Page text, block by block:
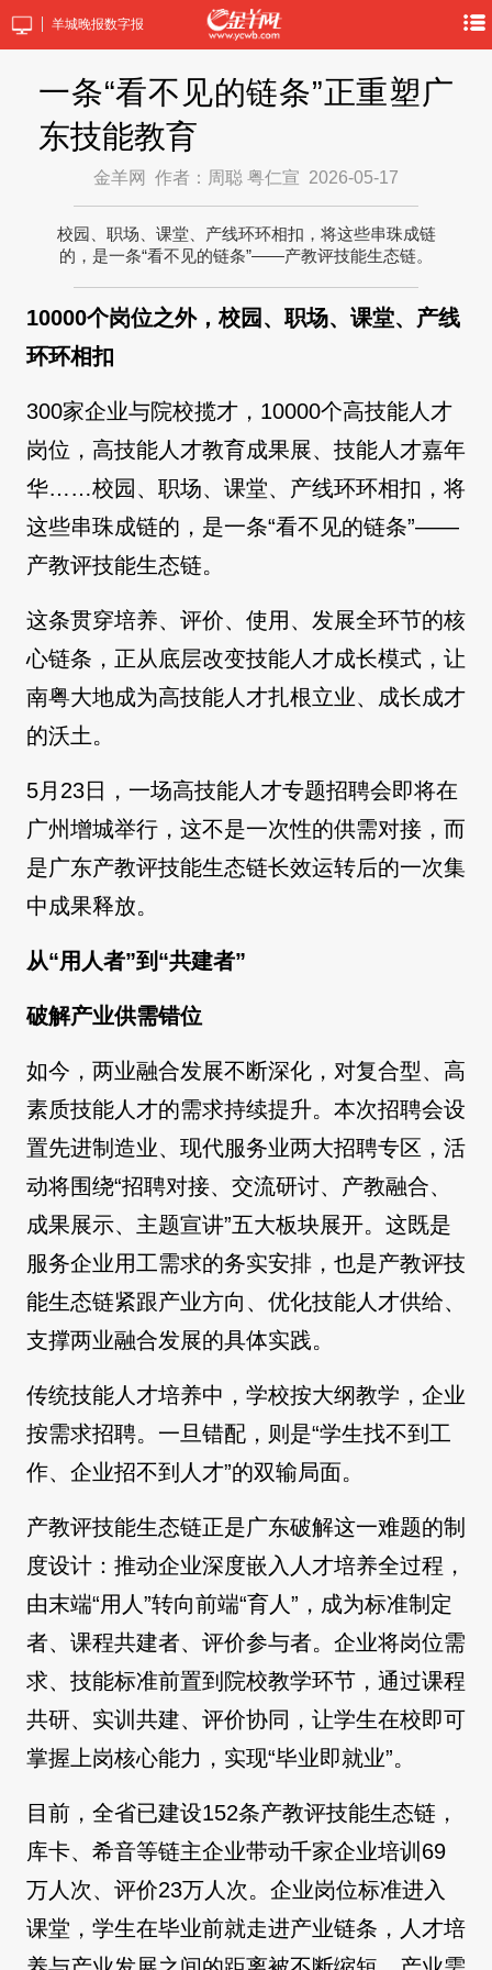
羊城晚报数字报
一条“看不见的链条”正重塑广
东技能教育
金羊网 作者：周聪 粤仁宣 2026-05-17
校园、职场、课堂、产线环环相扣，将这些串珠成链
的，是一条“看不见的链条”——产教评技能生态链。
10000个岗位之外，校园、职场、课堂、产线
环环相扣
300家企业与院校揽才，10000个高技能人才
岗位，高技能人才教育成果展、技能人才嘉年
华……校园、职场、课堂、产线环环相扣，将
这些串珠成链的，是一条“看不见的链条”——
产教评技能生态链。
这条贯穿培养、评价、使用、发展全环节的核
心链条，正从底层改变技能人才成长模式，让
南粤大地成为高技能人才扎根立业、成长成才
的沃土。
5月23日，一场高技能人才专题招聘会即将在
广州增城举行，这不是一次性的供需对接，而
是广东产教评技能生态链长效运转后的一次集
中成果释放。
从“用人者”到“共建者”
破解产业供需错位
如今，两业融合发展不断深化，对复合型、高
素质技能人才的需求持续提升。本次招聘会设
置先进制造业、现代服务业两大招聘专区，活
动将围绕“招聘对接、交流研讨、产教融合、
成果展示、主题宣讲”五大板块展开。这既是
服务企业用工需求的务实安排，也是产教评技
能生态链紧跟产业方向、优化技能人才供给、
支撑两业融合发展的具体实践。
传统技能人才培养中，学校按大纲教学，企业
按需求招聘。一旦错配，则是“学生找不到工
作、企业招不到人才”的双输局面。
产教评技能生态链正是广东破解这一难题的制
度设计：推动企业深度嵌入人才培养全过程，
由末端“用人”转向前端“育人”，成为标准制定
者、课程共建者、评价参与者。企业将岗位需
求、技能标准前置到院校教学环节，通过课程
共研、实训共建、评价协同，让学生在校即可
掌握上岗核心能力，实现“毕业即就业”。
目前，全省已建设152条产教评技能生态链，
库卡、希音等链主企业带动千家企业培训69
万人次、评价23万人次。企业岗位标准进入
课堂，学生在毕业前就走进产业链条，人才培